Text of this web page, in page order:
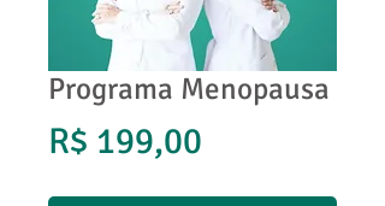
Programa Menopausa
R$ 199,00